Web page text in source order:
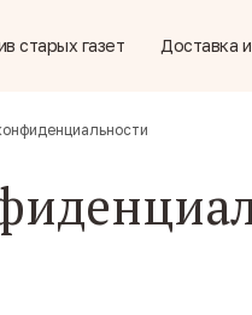
старых газет Доставка